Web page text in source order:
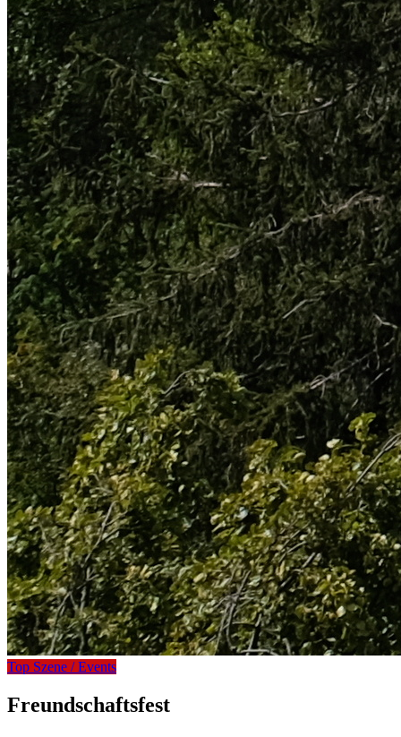
Top Szene / Events
Freundschaftsfest